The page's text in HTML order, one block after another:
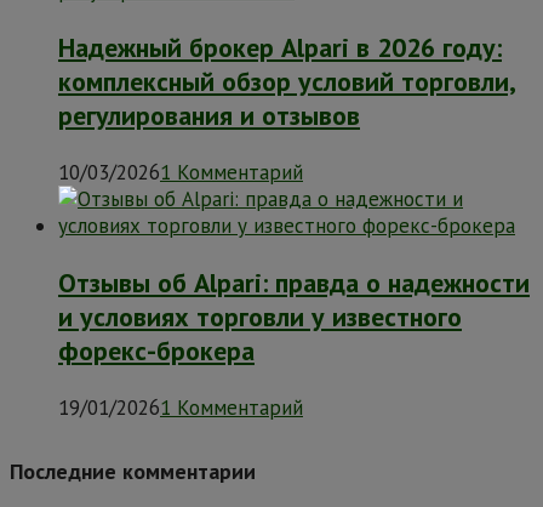
Надежный брокер Alpari в 2026 году:
комплексный обзор условий торговли,
регулирования и отзывов
10/03/20261 Комментарий
Отзывы об Alpari: правда о надежности
и условиях торговли у известного
форекс-брокера
19/01/20261 Комментарий
Последние комментарии